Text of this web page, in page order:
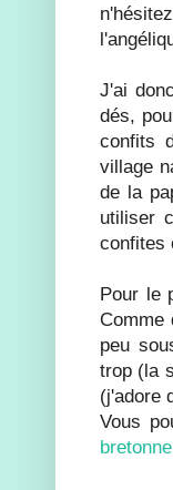
J'ai
dés,
confits
village
de la
utiliser
confites
Pour le
Comme
peu
trop (la
(j'adore
Vous